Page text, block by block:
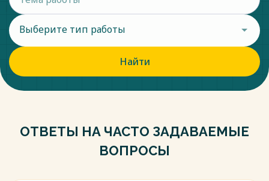
Выберите тип работы
Найти
ОТВЕТЫ НА ЧАСТО ЗАДАВАЕМЫЕ
ВОПРОСЫ